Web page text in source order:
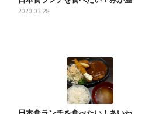
2020-03-28